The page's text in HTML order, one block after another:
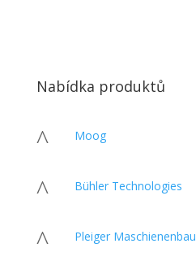
Nabídka produktů
^ Moog
^ Bühler Technologies
^ Pleiger Maschienenbau